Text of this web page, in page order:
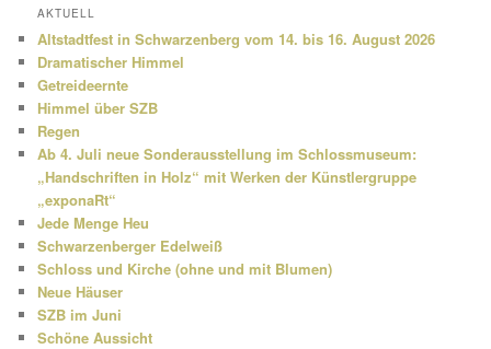
h
n
AKTUELL
Altstadtfest in Schwarzenberg vom 14. bis 16. August 2026
Dramatischer Himmel
Getreideernte
Himmel über SZB
Regen
Ab 4. Juli neue Sonderausstellung im Schlossmuseum:
„Handschriften in Holz“ mit Werken der Künstlergruppe
„exponaRt“
Jede Menge Heu
Schwarzenberger Edelweiß
Schloss und Kirche (ohne und mit Blumen)
Neue Häuser
SZB im Juni
Schöne Aussicht